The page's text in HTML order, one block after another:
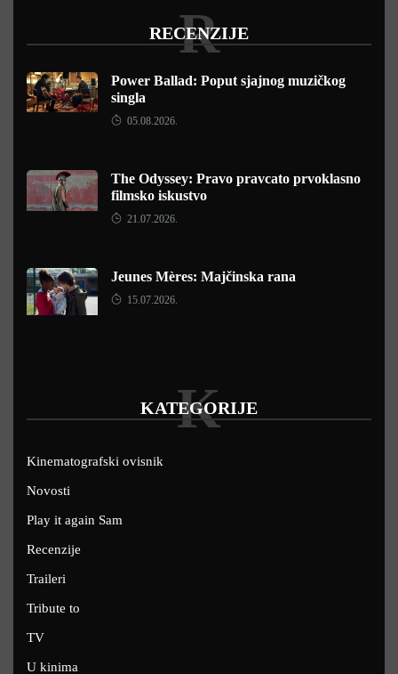
RECENZIJE
R
Power Ballad: Poput sjajnog muzičkog
singla
05.08.2026.
The Odyssey: Pravo pravcato prvoklasno
filmsko iskustvo
21.07.2026.
Jeunes Mères: Majčinska rana
15.07.2026.
KATEGORIJE
K
Kinematografski ovisnik
Novosti
Play it again Sam
Recenzije
Traileri
Tribute to
TV
U kinima